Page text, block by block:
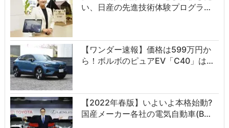
い、日産の先進技術体験プログラ…
【ワンダー速報】価格は599万円か
ら！ボルボのピュアEV「C40」は…
【2022年春版】いよいよ本格始動?
国産メーカー各社の電気自動車(B…